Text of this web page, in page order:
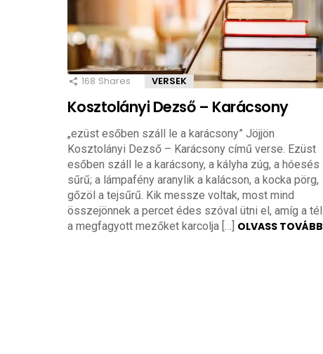
168 Shares VERSEK
Kosztolányi Dezső – Karácsony
„ezüst esőben száll le a karácsony” Jöjjön
Kosztolányi Dezső – Karácsony című verse. Ezüst
esőben száll le a karácsony, a kályha zúg, a hóesés
sűrű; a lámpafény aranylik a kalácson, a kocka pörg,
gőzöl a tejsűrű. Kik messze voltak, most mind
összejönnek a percet édes szóval ütni el, amíg a tél
a megfagyott mezőket karcolja […] OLVASS TOVÁBB